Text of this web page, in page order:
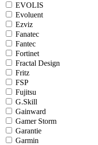
EVOLIS
Evoluent
Ezviz
Fanatec
Fantec
Fortinet
Fractal Design
Fritz
FSP
Fujitsu
G.Skill
Gainward
Gamer Storm
Garantie
Garmin